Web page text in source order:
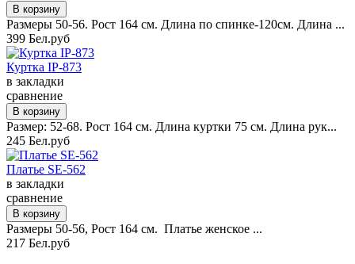
Размеры 50-56. Рост 164 см. Длина по спинке-120см. Длина ...
399 Бел.руб
Куртка IP-873
в закладки
сравнение
Размер: 52-68. Рост 164 см. Длина куртки 75 см. Длина рук...
245 Бел.руб
Платье SE-562
в закладки
сравнение
Размеры 50-56, Рост 164 см. Платье женское ...
217 Бел.руб